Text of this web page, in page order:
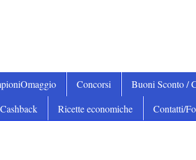
Concorsi Buoni Sconto /
Ricette economiche Contatti/